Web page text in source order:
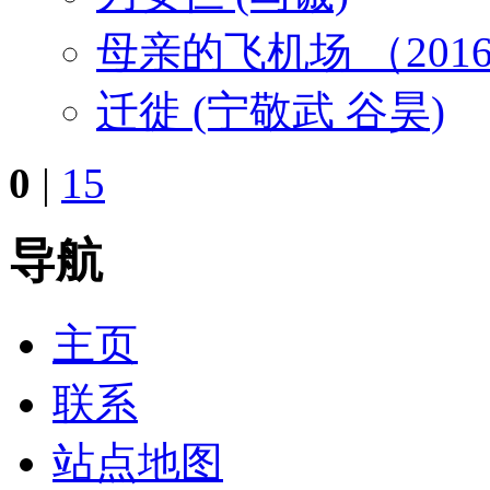
母亲的飞机场 （
迁徙 (宁敬武 谷昊)
0 | 15
导航
主页
联系
站点地图